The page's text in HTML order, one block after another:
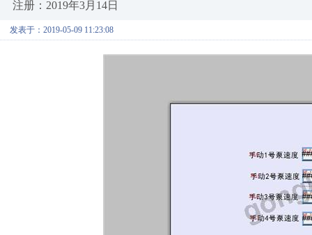
注册：2019年3月14日
发表于：2019-05-09 11:23:08